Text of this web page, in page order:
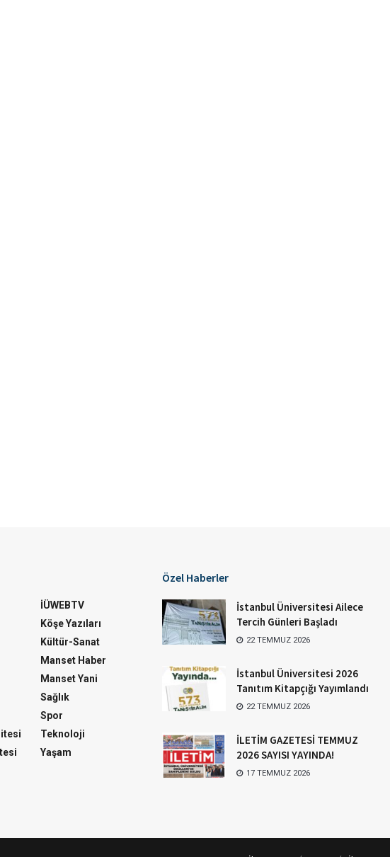
İÜWEBTV
Köşe Yazıları
Kültür-Sanat
Manset Haber
Manset Yani
Sağlık
Spor
Teknoloji
Yaşam
Özel Haberler
İstanbul Üniversitesi Ailece
Tercih Günleri Başladı
22 TEMMUZ 2026
İstanbul Üniversitesi 2026
Tanıtım Kitapçığı Yayımlandı
22 TEMMUZ 2026
İLETİM GAZETESİ TEMMUZ
2026 SAYISI YAYINDA!
17 TEMMUZ 2026